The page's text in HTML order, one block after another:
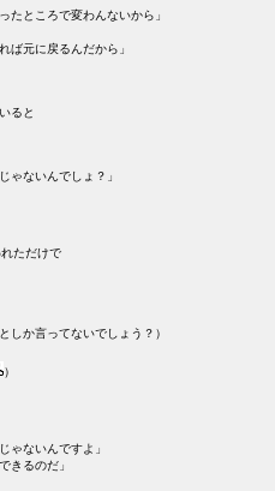
たところで変わんないから」
ば元に戻るんだから」
ると
ゃないんでしょ？」
ただけで
しか言ってないでしょう？）
）
ゃないんですよ」
きるのだ」